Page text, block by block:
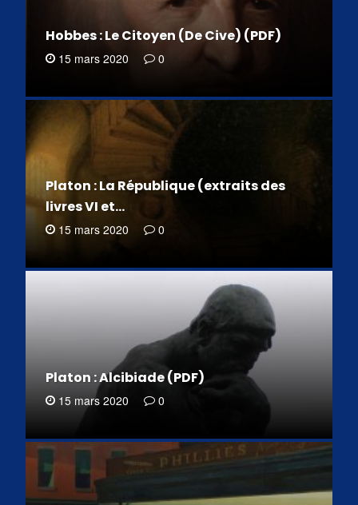
Hobbes : Le Citoyen (De Cive) (PDF)
15 mars 2020 0
Platon : La République (extraits des
livres VI et…
15 mars 2020 0
Platon : Alcibiade (PDF)
15 mars 2020 0